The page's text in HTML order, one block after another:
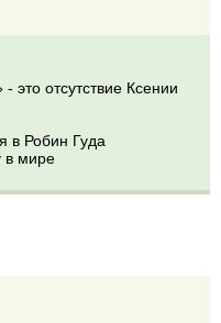
это отсутствие Ксении
в Робин Гуда
в мире